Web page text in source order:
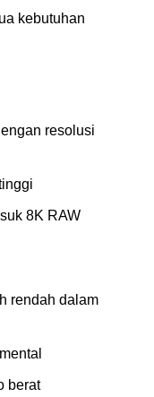
kebutuhan
resolusi
8K RAW
rendah dalam
berat